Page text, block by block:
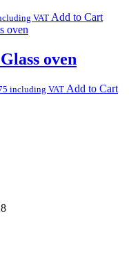
VAT Add to Cart
oven
including VAT Add to Cart